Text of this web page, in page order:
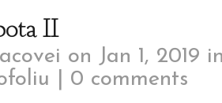
II
on Jan 1, 2019
0 comments